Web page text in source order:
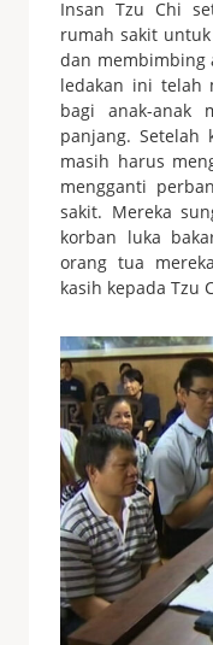
Insan Tzu Chi
rumah sakit
dan membimbing
ledakan ini telah
bagi anak-anak
panjang. Setelah
masih harus
mengganti
sakit. Mereka
korban luka
orang tua
kasih kepada Tzu